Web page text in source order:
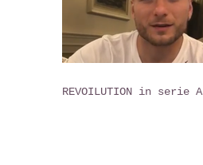
REVOILUTION in serie A